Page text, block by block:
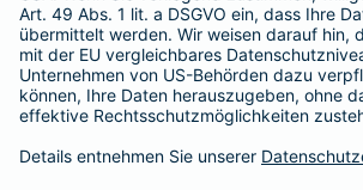
Schaden melden
Kilometerstandsmeldung
Serviceübersicht